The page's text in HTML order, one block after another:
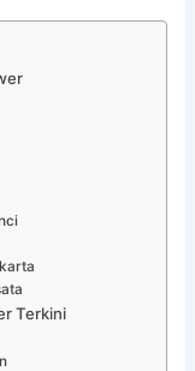
Terkini